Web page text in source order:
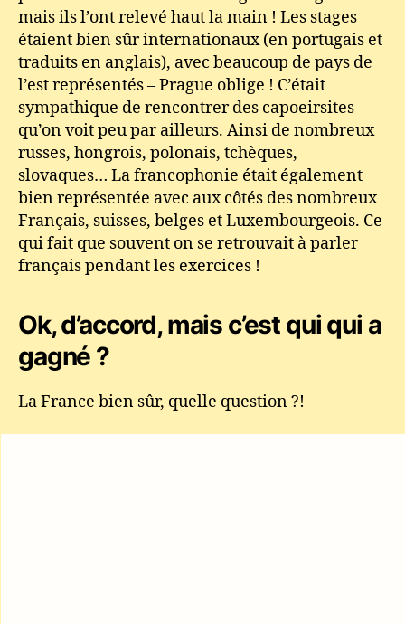
mais ils l’ont relevé haut la main ! Les stages
étaient bien sûr internationaux (en portugais et
traduits en anglais), avec beaucoup de pays de
l’est représentés – Prague oblige ! C’était
sympathique de rencontrer des capoeirsites
qu’on voit peu par ailleurs. Ainsi de nombreux
russes, hongrois, polonais, tchèques,
slovaques… La francophonie était également
bien représentée avec aux côtés des nombreux
Français, suisses, belges et Luxembourgeois. Ce
qui fait que souvent on se retrouvait à parler
français pendant les exercices !
Ok, d’accord, mais c’est qui qui a
gagné ?
La France bien sûr, quelle question ?!